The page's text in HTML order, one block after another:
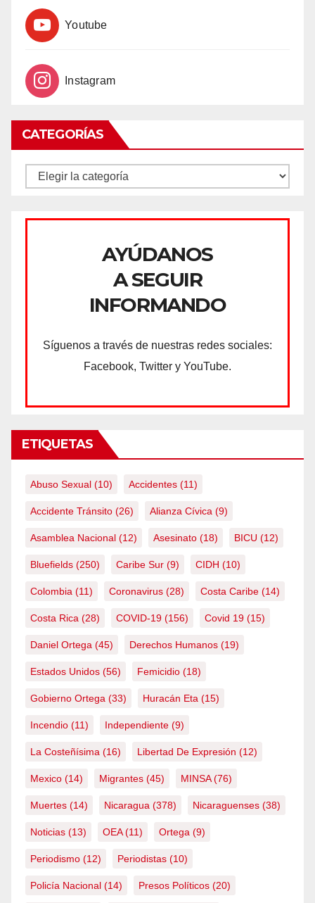
Youtube
Instagram
CATEGORÍAS
CATEGORÍAS
AYÚDANOS
A SEGUIR
INFORMANDO
Síguenos a través de nuestras redes sociales:
Facebook, Twitter y YouTube.
ETIQUETAS
Abuso Sexual (10) Accidentes (11)
Accidente Tránsito (26) Alianza Cívica (9)
Asamblea Nacional (12) Asesinato (18) BICU (12)
Bluefields (250) Caribe Sur (9) CIDH (10)
Colombia (11) Coronavirus (28) Costa Caribe (14)
Costa Rica (28) COVID-19 (156) Covid 19 (15)
Daniel Ortega (45) Derechos Humanos (19)
Estados Unidos (56) Femicidio (18)
Gobierno Ortega (33) Huracán Eta (15)
Incendio (11) Independiente (9)
La Costeñísima (16) Libertad De Expresión (12)
Mexico (14) Migrantes (45) MINSA(76)
Muertes (14) Nicaragua (378) Nicaraguenses (38)
Noticias (13) OEA(11) Ortega (9)
Periodismo (12) Periodistas (10)
Policía Nacional (14) Presos Políticos (20)